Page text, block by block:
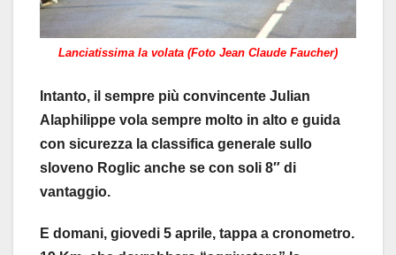
Lanciatissima la volata (Foto Jean Claude Faucher)
Intanto, il sempre più convincente Julian
Alaphilippe vola sempre molto in alto e guida
con sicurezza la classifica generale sullo
sloveno Roglic anche se con soli 8″ di
vantaggio.
E domani, giovedi 5 aprile, tappa a cronometro.